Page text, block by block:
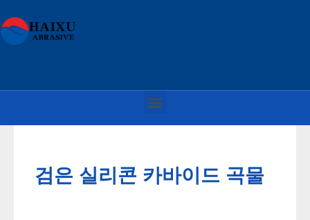
검은 실리콘 카바이드 곡물